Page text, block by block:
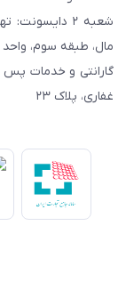
شعبه ۲
مال، طبقه سوم، واحد ۳۶۷
گارانتی و خدمات پس
غفاری، پلاک ۲۳